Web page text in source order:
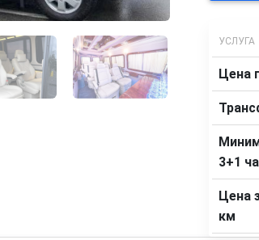
УСЛУГА
Цена
3+1
Цена
км